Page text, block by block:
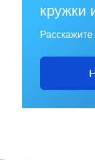
кружки